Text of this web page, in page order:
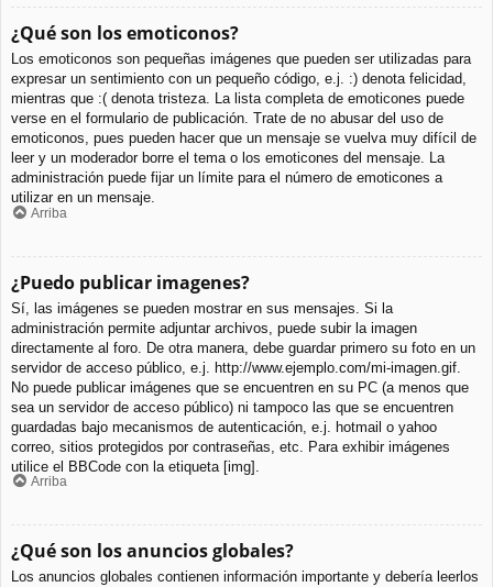
¿Qué son los emoticonos?
Los emoticonos son pequeñas imágenes que pueden ser utilizadas para
expresar un sentimiento con un pequeño código, e.j. :) denota felicidad,
mientras que :( denota tristeza. La lista completa de emoticones puede
verse en el formulario de publicación. Trate de no abusar del uso de
emoticonos, pues pueden hacer que un mensaje se vuelva muy difícil de
leer y un moderador borre el tema o los emoticones del mensaje. La
administración puede fijar un límite para el número de emoticones a
utilizar en un mensaje.
Arriba
¿Puedo publicar imagenes?
Sí, las imágenes se pueden mostrar en sus mensajes. Si la
administración permite adjuntar archivos, puede subir la imagen
directamente al foro. De otra manera, debe guardar primero su foto en un
servidor de acceso público, e.j. http://www.ejemplo.com/mi-imagen.gif.
No puede publicar imágenes que se encuentren en su PC (a menos que
sea un servidor de acceso público) ni tampoco las que se encuentren
guardadas bajo mecanismos de autenticación, e.j. hotmail o yahoo
correo, sitios protegidos por contraseñas, etc. Para exhibir imágenes
utilice el BBCode con la etiqueta [img].
Arriba
¿Qué son los anuncios globales?
Los anuncios globales contienen información importante y debería leerlos